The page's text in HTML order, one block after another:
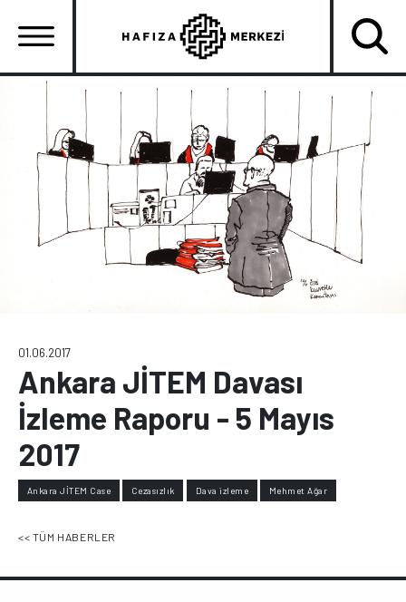
atla
gezinti
menüsü
01.06.2017
Ankara JİTEM Davası
İzleme Raporu - 5 Mayıs
2017
Ankara JİTEM Case Cezasızlık Dava izleme Mehmet Ağar
<< TÜM HABERLER